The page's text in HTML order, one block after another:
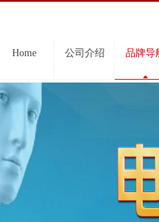
Home 公司介绍 品牌导